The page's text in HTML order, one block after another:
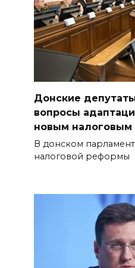
Донские
вопросы
новым налоговым
В донском
налоговой реформы